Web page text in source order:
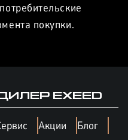
покупки.
EXEED
Акции
Блог